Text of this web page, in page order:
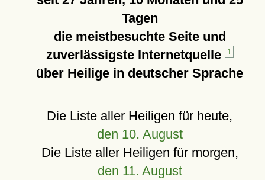
Tagen
die meistbesuchte Seite und
zuverlässigste Internetquelle
1
über Heilige in deutscher Sprache
Die Liste aller Heiligen für heute,
den 10. August
Die Liste aller Heiligen für morgen,
den 11. August